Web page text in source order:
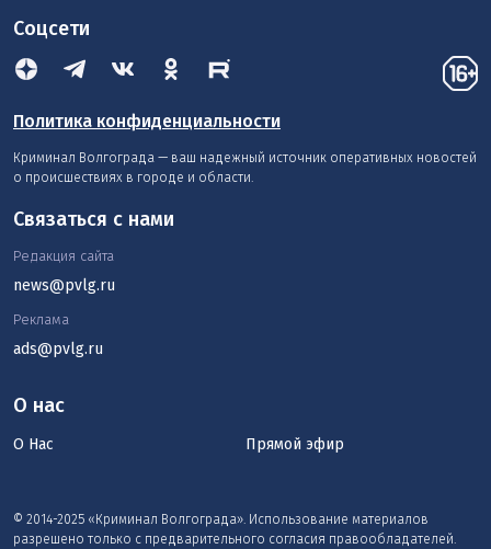
Соцсети
Политика конфиденциальности
Криминал Волгограда — ваш надежный источник оперативных новостей
о происшествиях в городе и области.
О нас
О Нас Прямой эфир
© 2014-2025 «Криминал Волгограда». Использование материалов
разрешено только с предварительного согласия правообладателей.
Связаться с нами
Редакция сайта
news@pvlg.ru
Реклама
ads@pvlg.ru